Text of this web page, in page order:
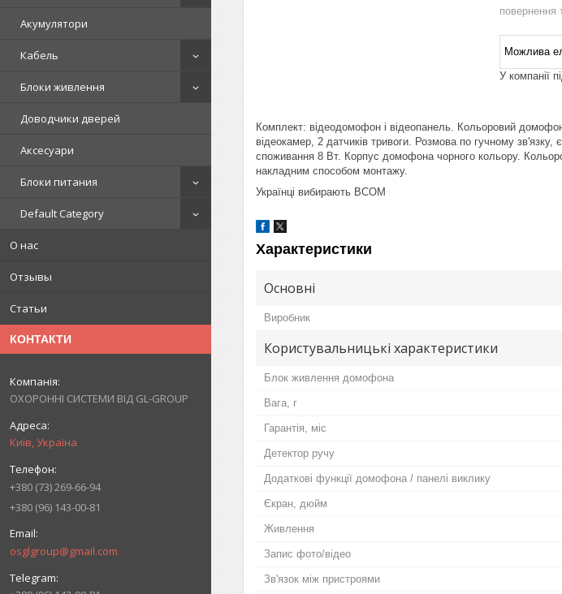
Акумулятори
Кабель
Блоки живлення
Доводчики дверей
Аксесуари
Блоки питания
Default Category
О нас
Отзывы
Статьи
КОНТАКТИ
ОХОРОННІ СИСТЕМИ ВІД GL-GROUP
Київ, Україна
+380 (73) 269-66-94
+380 (96) 143-00-81
osglgroup@gmail.com
повернення
У компанії
Комплект: відеодомофон і відеопанель. Кольоровий
відеокамер, 2 датчиків тривоги. Розмова по гучному
споживання 8 Вт. Корпус домофона чорного кольору.
накладним способом монтажу.
Українці вибирають BCOM
Характеристики
Основні
Виробник
Користувальницькі характеристики
Блок живлення домофона
Вага, г
Гарантія, міс
Детектор ручу
Додаткові функції домофона / панелі виклику
Єкран, дюйм
Живлення
Запис фото/відео
Зв'язок між пристроями